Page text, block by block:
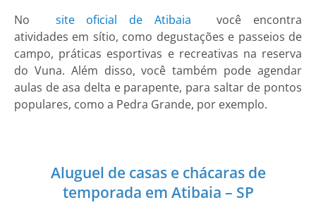
No
site oficial de Atibaia
você encontra
atividades em sítio, como degustações e passeios de
campo, práticas esportivas e recreativas na reserva
do Vuna. Além disso, você também pode agendar
aulas de asa delta e parapente, para saltar de pontos
populares, como a Pedra Grande, por exemplo.
Aluguel de casas e chácaras de
temporada em Atibaia – SP